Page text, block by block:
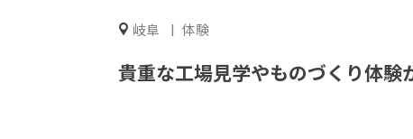
岐阜 体験
貴重な工場見学やものづくり体験